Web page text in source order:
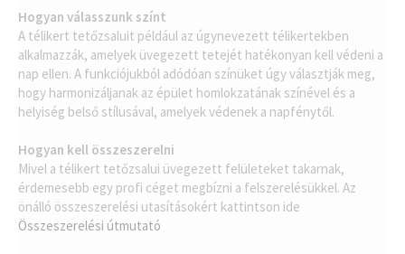
Hogyan válasszunk színt
A télikert tetőzsaluit például az úgynevezett télikertekben
alkalmazzák, amelyek üvegezett tetejét hatékonyan kell védeni a
nap ellen. A funkciójukból adódóan színüket úgy választják meg,
hogy harmonizáljanak az épület homlokzatának színével és a
helyiség belső stílusával, amelyek védenek a napfénytől.
Hogyan kell összeszerelni
Mivel a télikert tetőzsalui üvegezett felületeket takarnak,
érdemesebb egy profi céget megbízni a felszerelésükkel. Az
önálló összeszerelési utasításokért kattintson ide
Összeszerelési útmutató